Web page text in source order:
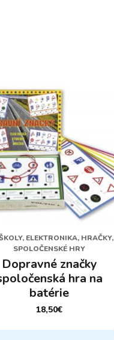
ELEKTRONIKA, HRAČKY,
SPOLOČENSKÉ HRY
Dopravné značky
hra na
batérie
18,50€